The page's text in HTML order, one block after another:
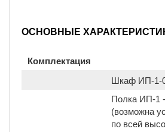
ОСНОВНЫЕ
Комплектация
Шкаф ИП-1-
Полка ИП-1
(возможна
по всей